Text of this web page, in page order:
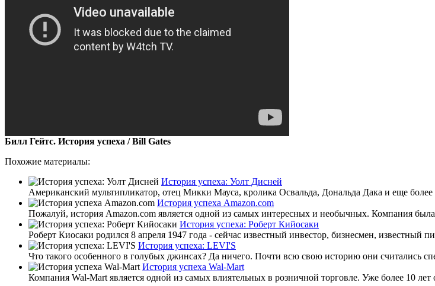
Билл Гейтс. История успеха / Bill Gates
Похожие материалы:
История успеха: Уолт Дисней
Американский мультипликатор, отец Микки Мауса, кролика Освальда, Дональда Дака и еще
История успеха Amazon.com
Пожалуй, история Amazon.com является одной из самых интересных и необычных. Компания
История успеха: Роберт Кийосаки
Роберт Киосаки родился 8 апреля 1947 года - сейчас известный инвестор, бизнесмен, известный
История успеха: LEVI'S
Что такого особенного в голубых джинсах? Да ничего. Почти всю свою историю они считались
История успеха Wal-Mart
Компания Wal-Mart является одной из самых влиятельных в розничной торговле. Уже более 10